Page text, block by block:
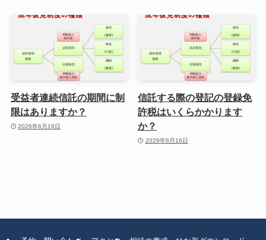
受益者連続信託の期間に制
限はありますか？
2026年6月16日
信託する際の登記の登録免
許税はいくらかかります
か？
2026年6月16日